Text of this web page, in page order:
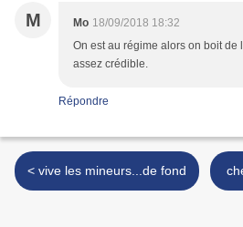
M Mo 18/09/2018 18:32
On est au régime alors on boit
assez crédible.
Répondre
< vive les mineurs...de fond